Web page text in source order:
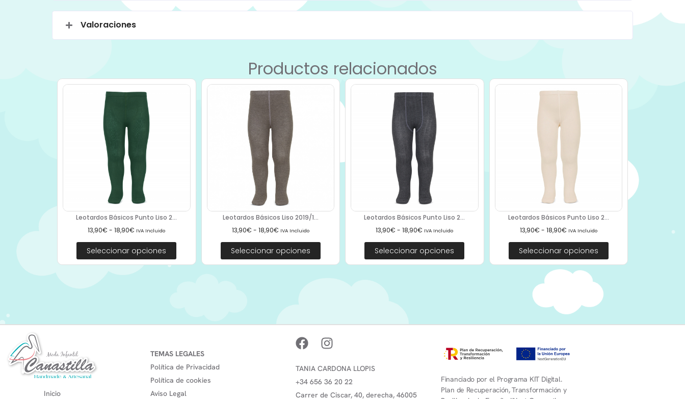
Valoraciones
Productos relacionados
Leotardos Básicos Punto Liso 2...
13,90€ - 18,90€ IVA Incluido
Seleccionar opciones
Leotardos Básicos Liso 2019/1...
13,90€ - 18,90€ IVA Incluido
Seleccionar opciones
Leotardos Básicos Punto Liso 2...
13,90€ - 18,90€ IVA Incluido
Seleccionar opciones
Leotardos Básicos Punto Liso 2...
13,90€ - 18,90€ IVA Incluido
Seleccionar opciones
Inicio
TEMAS LEGALES
Política de Privacidad
Política de cookies
Aviso Legal
TANIA CARDONA LLOPIS
+34 656 36 20 22
Carrer de Ciscar, 40, derecha, 46005
Financiado por el Programa KIT Digital.
Plan de Recuperación, Transformación y